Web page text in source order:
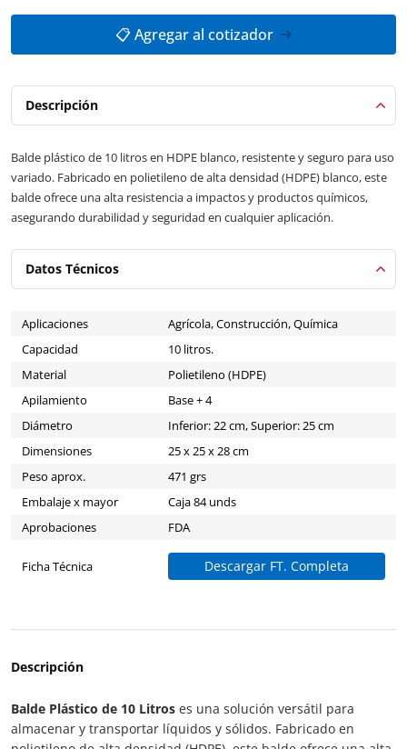
📋 Agregar al cotizador
Descripción
Balde plástico de 10 litros en HDPE blanco, resistente y seguro para uso
variado. Fabricado en polietileno de alta densidad (HDPE) blanco, este
balde ofrece una alta resistencia a impactos y productos químicos,
asegurando durabilidad y seguridad en cualquier aplicación.
Datos Técnicos
Aplicaciones
Agrícola, Construcción, Química
Capacidad
10 litros.
Material
Polietileno (HDPE)
Apilamiento
Base + 4
Diámetro
Inferior: 22 cm, Superior: 25 cm
Dimensiones
25 x 25 x 28 cm
Peso aprox.
471 grs
Embalaje x mayor
Caja 84 unds
Aprobaciones
FDA
Ficha Técnica Descargar FT. Completa
Descripción
Balde Plástico de 10 Litros es una solución versátil para
almacenar y transportar líquidos y sólidos. Fabricado en